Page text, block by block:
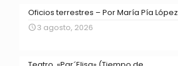
Oficios terrestres – Por María Pía López
3 agosto, 2026